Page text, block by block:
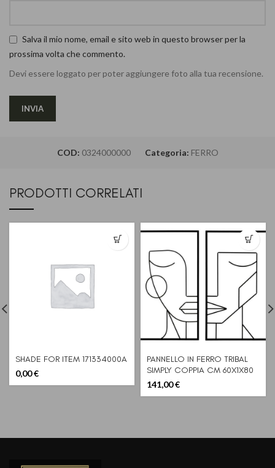
Salva il mio nome, email e sito web in questo browser per la
prossima volta che commento.
Devi essere loggato per poter aggiungere foto alla tua recensione.
COD: 0324000000 Categoria: FERRO
PRODOTTI CORRELATI
SHADE FOR ITEM 171334000A
0,00€
PANNELLO IN FERRO TRIBAL
SIMPLY COPPIA CM 60X1X80
141,00€